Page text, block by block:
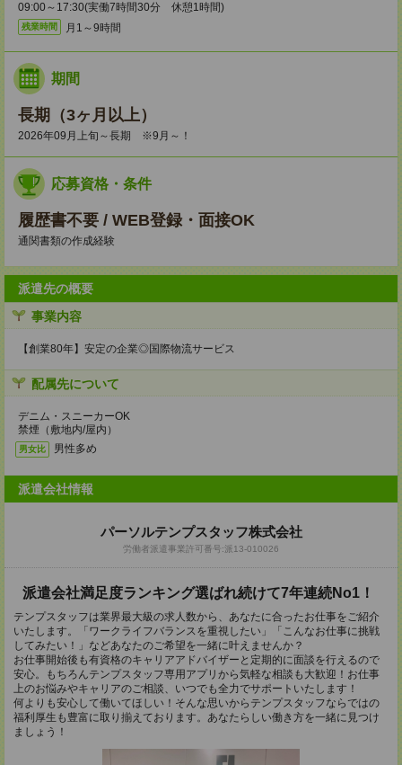
09:00～17:30(実働7時間30分 休憩1時間)
残業時間 月1～9時間
期間
長期（3ヶ月以上）
2026年09月上旬～長期 ※9月～！
応募資格・条件
履歴書不要 / WEB登録・面接OK
通関書類の作成経験
派遣先の概要
事業内容
【創業80年】安定の企業◎国際物流サービス
配属先について
デニム・スニーカーOK
禁煙（敷地内/屋内）
男女比 男性多め
派遣会社情報
パーソルテンプスタッフ株式会社
労働者派遣事業許可番号:派13-010026
派遣会社満足度ランキング選ばれ続けて7年連続No1！
テンプスタッフは業界最大級の求人数から、あなたに合ったお仕事をご紹介
いたします。「ワークライフバランスを重視したい」「こんなお仕事に挑戦
してみたい！」などあなたのご希望を一緒に叶えませんか？
お仕事開始後も有資格のキャリアアドバイザーと定期的に面談を行えるので
安心。もちろんテンプスタッフ専用アプリから気軽な相談も大歓迎！お仕事
上のお悩みやキャリアのご相談、いつでも全力でサポートいたします！
何よりも安心して働いてほしい！そんな思いからテンプスタッフならではの
福利厚生も豊富に取り揃えております。あなたらしい働き方を一緒に見つけ
ましょう！